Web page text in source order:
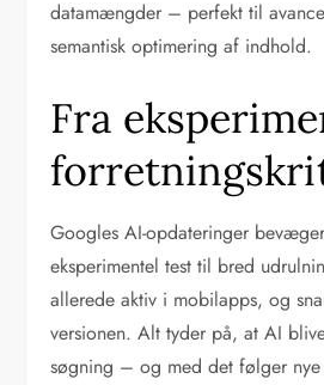
datamængder – perfekt til
semantisk optimering af indhold.
Fra
Googles AI-opdateringer
eksperimentel test til bred
allerede aktiv i mobilapps, og
versionen. Alt tyder på, at AI
søgning – og med det følger